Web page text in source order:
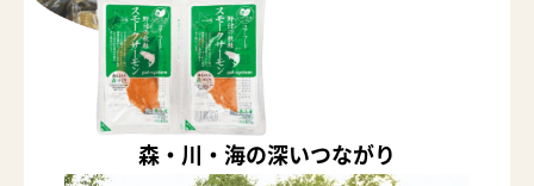
森・川・海の深いつながり